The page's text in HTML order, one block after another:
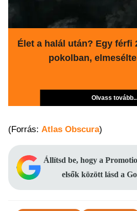
Élet a halál után? Egy férfi
pokolban,
Olvass
(Forrás: Atlas Obscura)
Állítsd be, hogy a
elsők között lásd a